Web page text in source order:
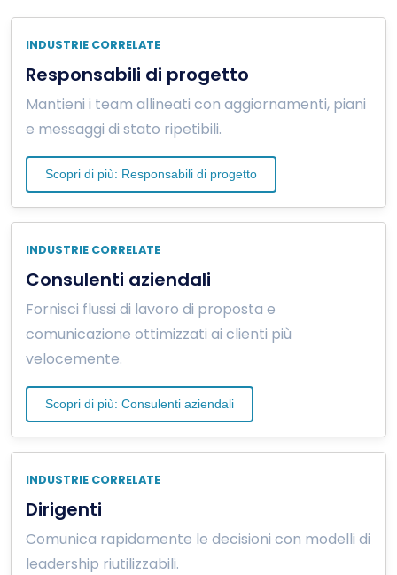
INDUSTRIE CORRELATE
Responsabili di progetto
Mantieni i team allineati con aggiornamenti, piani
e messaggi di stato ripetibili.
Scopri di più: Responsabili di progetto
INDUSTRIE CORRELATE
Consulenti aziendali
Fornisci flussi di lavoro di proposta e
comunicazione ottimizzati ai clienti più
velocemente.
Scopri di più: Consulenti aziendali
INDUSTRIE CORRELATE
Dirigenti
Comunica rapidamente le decisioni con modelli di
leadership riutilizzabili.